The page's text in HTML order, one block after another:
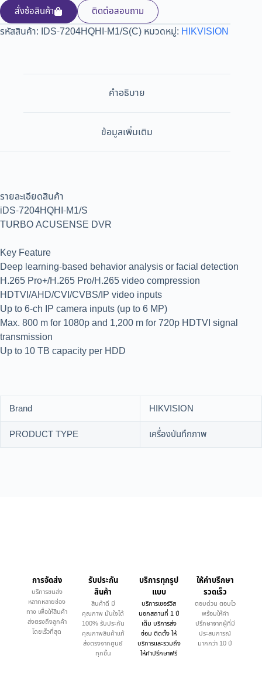
สั่งซ้อสินค้า
ติดต่อสอบถาม
รหัสสินค้า: IDS-7204HQHI-M1/S(C) หมวดหมู่: HIKVISION
คำอธิบาย
ข้อมูลเพิ่มเติม
รายละเอียดสินค้า
iDS-7204HQHI-M1/S
TURBO ACUSENSE DVR
Key Feature
Deep learning-based behavior analysis or facial detection
H.265 Pro+/H.265 Pro/H.265 video compression
HDTVI/AHD/CVI/CVBS/IP video inputs
Up to 6-ch IP camera inputs (up to 6 MP)
Max. 800 m for 1080p and 1,200 m for 720p HDTVI signal
transmission
Up to 10 TB capacity per HDD
Brand
HIKVISION
PRODUCT TYPE
เครื่องบันทึกภาพ
การจัดส่ง
บริการขนส่ง
หลากหลายช่อง
ทาง เพื่อให้สินค้า
ส่งตรงถึงลูกค้า
โดยเร็วที่สุด
รับประกัน
สินค้า
สินค้าดี มี
คุณภาพ มั่นใจได้
100% รับประกัน
คุณภาพสินค้าแท้
ส่งตรงจากศูนย์
ทุกชิ้น
บริการทุกรูป
แบบ
บริการเซอร์วิส
นอกสถานที่ 1 ปี
เต็ม บริการส่ง
ซ่อม ติดตั้ง ให้
บริการและรวมถึง
ให้คำปรึกษาฟรี
ให้คำบรึกษา
รวดเร็ว
ตอบด่วน ตอบไว
พร้อมให้คำ
ปรึกษาจากผู้ที่มี
ประสบการณ์
มากกว่า 10 ปี